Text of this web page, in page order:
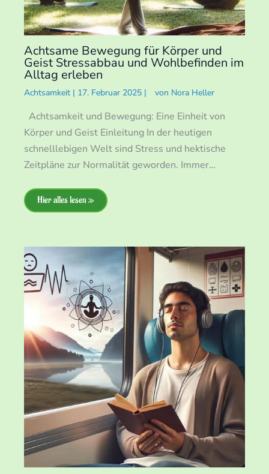
Achtsame Bewegung für Körper und
Geist Stressabbau und Wohlbefinden im
Alltag erleben
Achtsamkeit | 17. Februar 2025 | von Nora Heller
Achtsamkeit und Bewegung: Eine Einheit von
Körper und Geist Einleitung In der heutigen
schnelllebigen Welt sind Stress und hektische
Zeitpläne zur Normalität geworden. Immer…
Hier alles lesen »